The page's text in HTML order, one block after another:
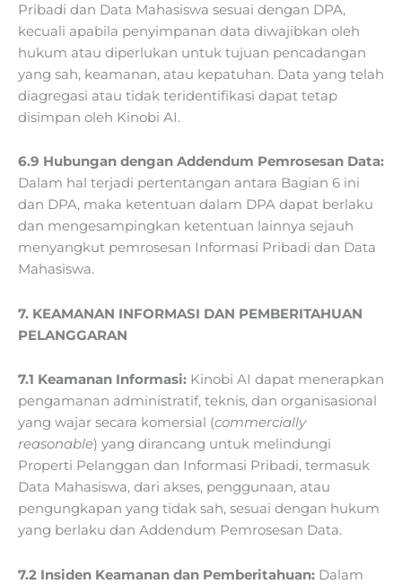
Pribadi dan Data Mahasiswa sesuai dengan DPA,
kecuali apabila penyimpanan data diwajibkan oleh
hukum atau diperlukan untuk tujuan pencadangan
yang sah, keamanan, atau kepatuhan. Data yang telah
diagregasi atau tidak teridentifikasi dapat tetap
disimpan oleh Kinobi AI.
6.9 Hubungan dengan Addendum Pemrosesan Data:
Dalam hal terjadi pertentangan antara Bagian 6 ini
dan DPA, maka ketentuan dalam DPA dapat berlaku
dan mengesampingkan ketentuan lainnya sejauh
menyangkut pemrosesan Informasi Pribadi dan Data
Mahasiswa.
7. KEAMANAN INFORMASI DAN PEMBERITAHUAN
PELANGGARAN
7.1 Keamanan Informasi: Kinobi AI dapat menerapkan
pengamanan administratif, teknis, dan organisasional
yang wajar secara komersial (commercially
reasonable) yang dirancang untuk melindungi
Properti Pelanggan dan Informasi Pribadi, termasuk
Data Mahasiswa, dari akses, penggunaan, atau
pengungkapan yang tidak sah, sesuai dengan hukum
yang berlaku dan Addendum Pemrosesan Data.
7.2 Insiden Keamanan dan Pemberitahuan: Dalam